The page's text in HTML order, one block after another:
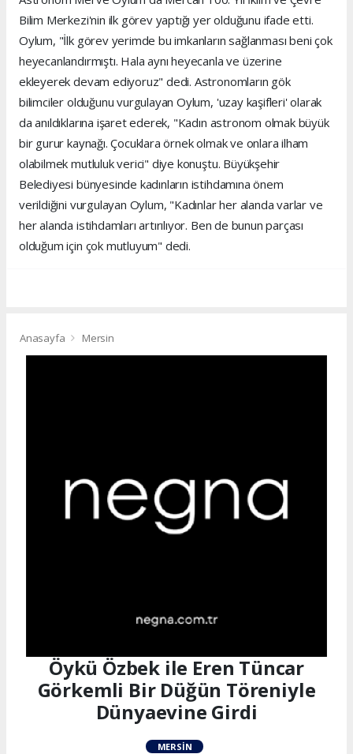
Bilim Merkezi'nin ilk görev yaptığı yer olduğunu ifade etti.
Oylum, "İlk görev yerimde bu imkanların sağlanması beni çok
heyecanlandırmıştı. Hala aynı heyecanla ve üzerine
ekleyerek devam ediyoruz" dedi. Astronomların gök
bilimciler olduğunu vurgulayan Oylum, 'uzay kaşifleri' olarak
da anıldıklarına işaret ederek, "Kadın astronom olmak büyük
bir gurur kaynağı. Çocuklara örnek olmak ve onlara ilham
olabilmek mutluluk verici" diye konuştu. Büyükşehir
Belediyesi bünyesinde kadınların istihdamına önem
verildiğini vurgulayan Oylum, "Kadınlar her alanda varlar ve
her alanda istihdamları artırılıyor. Ben de bunun parçası
olduğum için çok mutluyum" dedi.
Anasayfa Mersin
Öykü Özbek ile Eren Tüncar
Görkemli Bir Düğün Töreniyle
Dünyaevine Girdi
MERSIN